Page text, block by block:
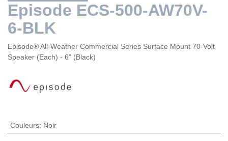
Episode ECS-500-AW70V-
6-BLK
Episode® All-Weather Commercial Series Surface Mount 70-Volt
Speaker (Each) - 6" (Black)
Couleurs: Noir